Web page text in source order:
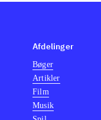
Afdelinger
Bøger
Artikler
Film
Musik